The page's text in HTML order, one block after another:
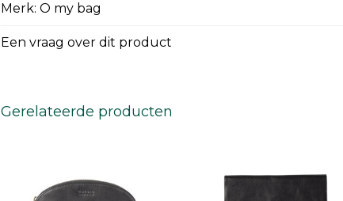
Merk: O my bag
Een vraag over dit product
Gerelateerde producten